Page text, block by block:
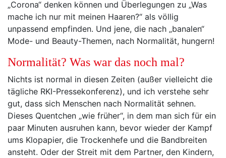
„Corona“ denken können und Überlegungen zu „Was
mache ich nur mit meinen Haaren?“ als völlig
unpassend empfinden. Und jene, die nach „banalen“
Mode- und Beauty-Themen, nach Normalität, hungern!
Normalität? Was war das noch mal?
Nichts ist normal in diesen Zeiten (außer vielleicht die
tägliche RKI-Pressekonferenz), und ich verstehe sehr
gut, dass sich Menschen nach Normalität sehnen.
Dieses Quentchen „wie früher“, in dem man sich für ein
paar Minuten ausruhen kann, bevor wieder der Kampf
ums Klopapier, die Trockenhefe und die Bandbreiten
ansteht. Oder der Streit mit dem Partner, den Kindern,